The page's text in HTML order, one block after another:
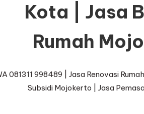
Kota | Jasa
Rumah
081311 998489 | Jasa Renovasi
Subsidi Mojokerto | Jasa